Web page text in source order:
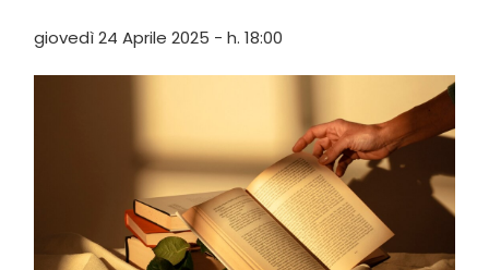
giovedì 24 Aprile 2025 - h. 18:00